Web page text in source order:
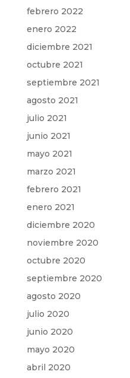
febrero 2022
enero 2022
diciembre 2021
octubre 2021
septiembre 2021
agosto 2021
julio 2021
junio 2021
mayo 2021
marzo 2021
febrero 2021
enero 2021
diciembre 2020
noviembre 2020
octubre 2020
septiembre 2020
agosto 2020
julio 2020
junio 2020
mayo 2020
abril 2020